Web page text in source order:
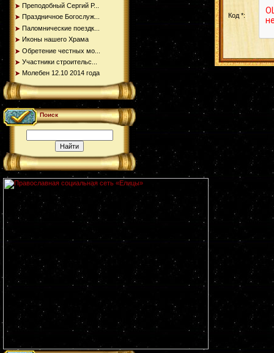
Преподобный Сергий Р...
Праздничное Богослуж...
Паломнические поездк...
Иконы нашего Храма
Обретение честных мо...
Участники строительс...
Молебен 12.10 2014 года
Поиск
Код *: